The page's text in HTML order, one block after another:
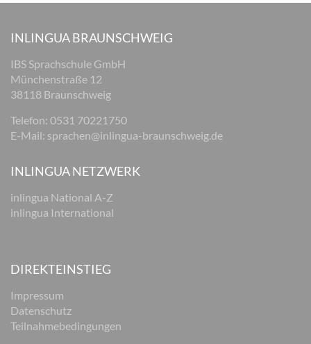
INLINGUA BRAUNSCHWEIG
IBS Sprachschule GmbH
Münchenstraße 12
38118 Braunschweig
Telefon: 0531 70221750
E-Mail: sprachen@inlingua-braunschweig.de
INLINGUA NETZWERK
inlingua National A-Z
inlingua International
DIREKTEINSTIEG
Impressum
Datenschutz
Teilnahmebedingungen